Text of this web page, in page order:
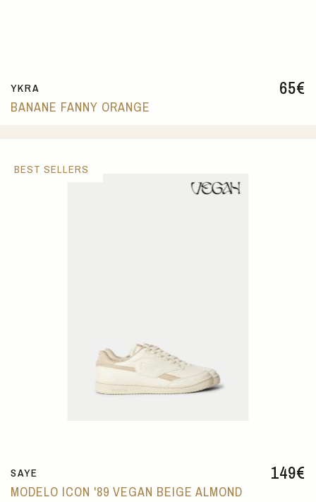
65€
YKRA
BANANE FANNY ORANGE
149€
SAYE
MODELO ICON '89 VEGAN BEIGE ALMOND
BEST SELLERS